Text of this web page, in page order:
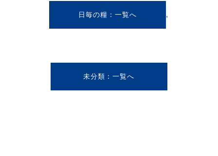
日毎の糧 ,
未分類